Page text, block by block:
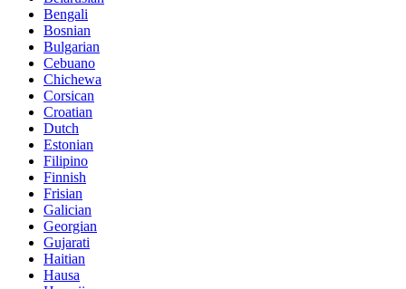
Bengali
Bosnian
Bulgarian
Cebuano
Chichewa
Corsican
Croatian
Dutch
Estonian
Filipino
Finnish
Frisian
Galician
Georgian
Gujarati
Haitian
Hausa